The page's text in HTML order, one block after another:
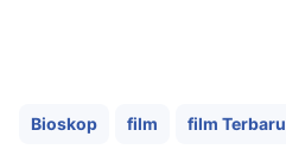
Bioskop film film Terbaru